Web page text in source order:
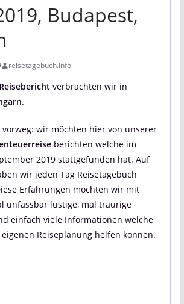
Budapest,
reisetagebuch.info
Reisebericht verbrachten wir in
.
vorweg: wir möchten hier von unserer
berichten welche im
2019 stattgefunden hat. Auf
wir jeden Tag Reisetagebuch
Erfahrungen möchten wir mit
unfassbar lustige, mal traurige
einfach viele Informationen welche
Reiseplanung helfen können.